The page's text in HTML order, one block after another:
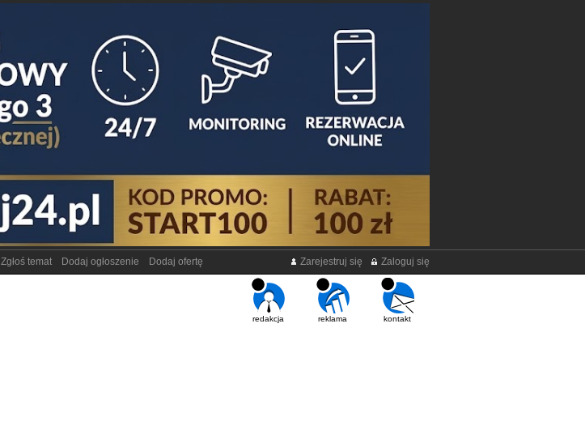
Zarejestruj się Zaloguj się
Zgłoś temat Dodaj ogłoszenie Dodaj ofertę
redakcja reklama kontakt